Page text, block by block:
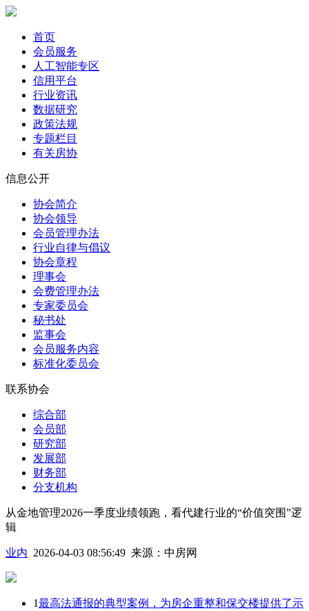
首页
会员服务
人工智能专区
信用平台
行业资讯
数据研究
政策法规
专题栏目
有关房协
信息公开
协会简介
协会领导
会员管理办法
行业自律与倡议
协会章程
理事会
会费管理办法
专家委员会
秘书处
监事会
会员服务内容
标准化委员会
联系协会
综合部
会员部
研究部
发展部
财务部
分支机构
从金地管理2026一季度业绩领跑，看代建行业的“价值突围”逻
辑
业内 2026-04-03 08:56:49 来源： 中房网
1最高法通报的典型案例，为房企重整和保交楼提供了示